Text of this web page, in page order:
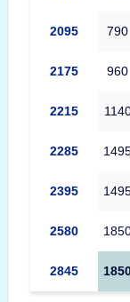
2095 790
2175 960
2215
2285
2395
2580
2845